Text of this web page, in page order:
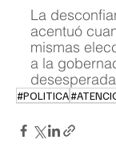
La
acentuó
mismas
a la
#POLITICA